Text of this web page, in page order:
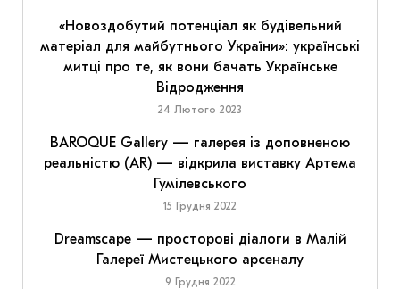
«Новоздобутий потенціал як будівельний
матеріал для майбутнього України»: українські
митці про те, як вони бачать Українське
Відродження
24 Лютого 2023
BAROQUE Gallery — галерея із доповненою
реальністю (AR) — відкрила виставку Артема
Гумілевського
15 Грудня 2022
Dreamscape — просторові діалоги в Малій
Галереї Мистецького арсеналу
9 Грудня 2022